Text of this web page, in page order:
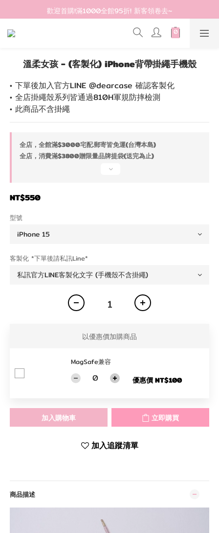
登入會員滿$1200超取免運 - 輸入折扣碼：DEAR20
歡迎首購!滿1000全館95折! 新客領卷去~
登入會員滿$1200超取免運 - 輸入折扣碼：DEAR20
溫柔女孩 - (客製化) iPhone背帶掛繩手機殼
• 下單後加入官方LINE @dearcase 確認客製化
• 全店掛繩殼系列皆通過810H軍規防摔檢測
• 此商品不含掛繩
全店，全館滿$3000宅配.郵寄皆免運(台灣本島)
全店，消費滿$3800贈限量品牌提袋(送完為止)
NT$550
型號
客製化 *下單後請私訊Line*
以優惠價加購商品
MagSafe兼容
優惠價 NT$100
加入購物車 立即購買
加入追蹤清單
商品描述